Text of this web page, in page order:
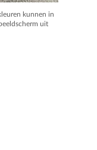
kunnen in
uit